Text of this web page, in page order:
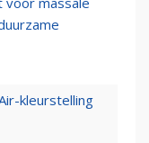
kleurstelling